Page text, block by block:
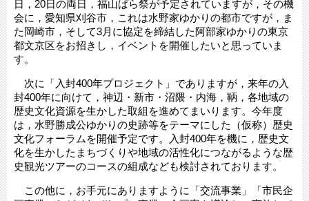
日，20日の両日，福山ばら祭が予定されていますが，その機
会に，愛知県刈谷市，これは水野家ゆかりの都市ですが，ま
た岡崎市，そして3月に協定を締結した阿部家ゆかりの東京
都文京区をお招きし，イベントを開催したいと思っていま
す。
次に「入封400年プロジェクト」でありますが，来年の入
封400年に向けて，神辺・新市・沼隈・内海，鞆，各地域の
歴史文化資源を生かした取組を進めてまいります。今年度
は，水野勝成公ゆかりの史跡等をテーマにした（仮称）歴史
文化フォーラムを開催予定です。入封400年を機に，歴史文
化を生かしたまちづくりや地域の活性化につながるような歴
史観光ツアーのコースの組成なども検討されております。
この他に，お手元にありますように「交流事業」「市民企